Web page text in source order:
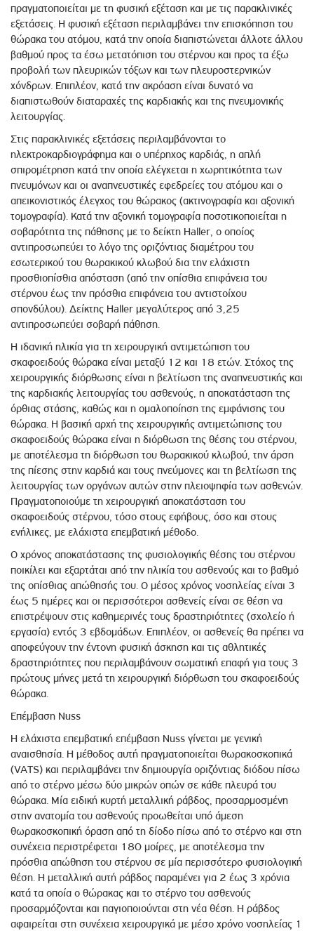
πραγματοποιείται με τη φυσική εξέταση και με τις παρακλινικές
εξετάσεις. Η φυσική εξέταση περιλαμβάνει την επισκόπηση του
θώρακα του ατόμου, κατά την οποία διαπιστώνεται άλλοτε άλλου
βαθμού προς τα έσω μετατόπιση του στέρνου και προς τα έξω
προβολή των πλευρικών τόξων και των πλευροστερνικών
χόνδρων. Επιπλέον, κατά την ακρόαση είναι δυνατό να
διαπιστωθούν διαταραχές της καρδιακής και της πνευμονικής
λειτουργίας.
Στις παρακλινικές εξετάσεις περιλαμβάνονται το
ηλεκτροκαρδιογράφημα και ο υπέρηχος καρδιάς, η απλή
σπιρομέτρηση κατά την οποία ελέγχεται η χωρητικότητα των
πνευμόνων και οι αναπνευστικές εφεδρείες του ατόμου και ο
απεικονιστικός έλεγχος του θώρακος (ακτινογραφία και αξονική
τομογραφία). Κατά την αξονική τομογραφία ποσοτικοποιείται η
σοβαρότητα της πάθησης με το δείκτη Haller, ο οποίος
αντιπροσωπεύει το λόγο της οριζόντιας διαμέτρου του
εσωτερικού του θωρακικού κλωβού δια την ελάχιστη
προσθιοπίσθια απόσταση (από την οπίσθια επιφάνεια του
στέρνου έως την πρόσθια επιφάνεια του αντιστοίχου
σπονδύλου). Δείκτης Haller μεγαλύτερος από 3,25
αντιπροσωπεύει σοβαρή πάθηση.
Η ιδανική ηλικία για τη χειρουργική αντιμετώπιση του
σκαφοειδούς θώρακα είναι μεταξύ 12 και 18 ετών. Στόχος της
χειρουργικής διόρθωσης είναι η βελτίωση της αναπνευστικής και
της καρδιακής λειτουργίας του ασθενούς, η αποκατάσταση της
όρθιας στάσης, καθώς και η ομαλοποίηση της εμφάνισης του
θώρακα. Η βασική αρχή της χειρουργικής αντιμετώπισης του
σκαφοειδούς θώρακα είναι η διόρθωση της θέσης του στέρνου,
με αποτέλεσμα τη διόρθωση του θωρακικού κλωβού, την άρση
της πίεσης στην καρδιά και τους πνεύμονες και τη βελτίωση της
λειτουργίας των οργάνων αυτών στην πλειοψηφία των ασθενών.
Πραγματοποιούμε τη χειρουργική αποκατάσταση του
σκαφοειδούς στέρνου, τόσο στους εφήβους, όσο και στους
ενήλικες, με ελάχιστα επεμβατική μέθοδο.
Ο χρόνος αποκατάστασης της φυσιολογικής θέσης του στέρνου
ποικίλει και εξαρτάται από την ηλικία του ασθενούς και το βαθμό
της οπίσθιας απώθησής του. Ο μέσος χρόνος νοσηλείας είναι 3
έως 5 ημέρες και οι περισσότεροι ασθενείς είναι σε θέση να
επιστρέψουν στις καθημερινές τους δραστηριότητες (σχολείο ή
εργασία) εντός 3 εβδομάδων. Επιπλέον, οι ασθενείς θα πρέπει να
αποφεύγουν την έντονη φυσική άσκηση και τις αθλητικές
δραστηριότητες που περιλαμβάνουν σωματική επαφή για τους 3
πρώτους μήνες μετά τη χειρουργική διόρθωση του σκαφοειδούς
θώρακα.
Επέμβαση Nuss
Η ελάχιστα επεμβατική επέμβαση Nuss γίνεται με γενική
αναισθησία. Η μέθοδος αυτή πραγματοποιείται θωρακοσκοπικά
(VATS) και περιλαμβάνει την δημιουργία οριζόντιας διόδου πίσω
από το στέρνο μέσω δύο μικρών οπών σε κάθε πλευρά του
θώρακα. Μία ειδική κυρτή μεταλλική ράβδος, προσαρμοσμένη
στην ανατομία του ασθενούς προωθείται υπό άμεση
θωρακοσκοπική όραση από τη δίοδο πίσω από το στέρνο και στη
συνέχεια περιστρέφεται 180 μοίρες, με αποτέλεσμα την
πρόσθια απώθηση του στέρνου σε μία περισσότερο φυσιολογική
θέση. Η μεταλλική αυτή ράβδος παραμένει για 2 έως 3 χρόνια
κατά τα οποία ο θώρακας και το στέρνο του ασθενούς
προσαρμόζονται και παγιοποιούνται στη νέα θέση. Η ράβδος
αφαιρείται στη συνέχεια χειρουργικά με μέσο χρόνο νοσηλείας 1